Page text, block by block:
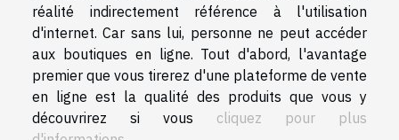
réalité indirectement référence à l'utilisation
d'internet. Car sans lui, personne ne peut accéder
aux boutiques en ligne. Tout d'abord, l'avantage
premier que vous tirerez d'une plateforme de vente
en ligne est la qualité des produits que vous y
découvrirez si vous cliquez pour plus